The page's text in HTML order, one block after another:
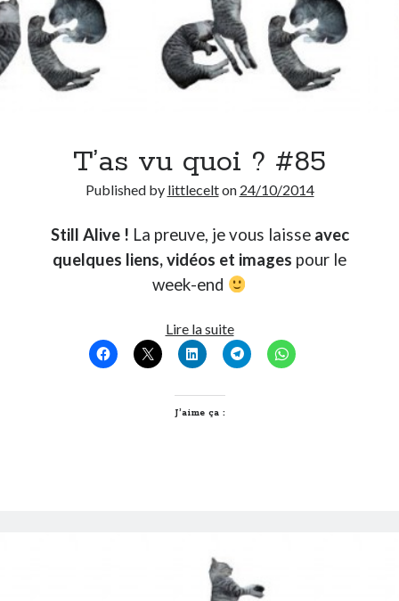
T’as vu quoi ? #85
Published by littlecelton 24/10/2014
Still Alive ! La preuve, je vous laisse avec
quelques liens, vidéos et images pour le
week-end
Lire la suiteT’as
vu
quoi
J’aime ça :